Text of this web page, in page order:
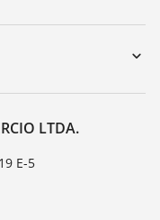
LTDA.
E-5